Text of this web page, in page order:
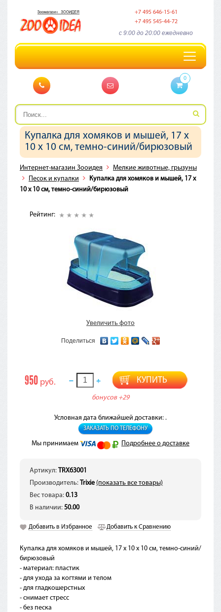
+7 495 646-15-61
+7 495 545-44-72
c 9:00 до 20:00 ежедневно
Toggle
navigation
0
Купалка для хомяков и мышей, 17 х
10 х 10 см, темно-синий/бирюзовый
Интернет-магазин Зооидея
Мелкие животные, грызуны
Песок и купалки
Купалка для хомяков и мышей, 17 х
10 х 10 см, темно-синий/бирюзовый
Рейтинг:
Увеличить фото
Поделиться
950 руб. КУПИТЬ
бонусов +29
Условная дата ближайшей доставки: .
ЗАКАЗАТЬ ПО ТЕЛЕФОНУ
Мы принимаем Подробнее о доставке
Артикул: TRX63001
Производитель: Trixie (показать все товары)
Вес товара: 0.13
В наличии: 50.00
Добавить в Избранное Добавить к Сравнению
Купалка для хомяков и мышей, 17 х 10 х 10 см, темно-синий/
бирюзовый
- материал: пластик
- для ухода за когтями и телом
- для гладкошерстных
- снимает стресс
- без песка